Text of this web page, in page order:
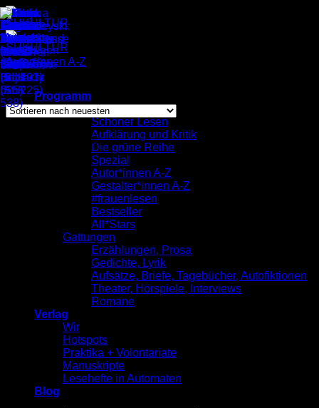
Zum
Inhalt
springen
Programm
komplett
Schöner Lesen
Aufklärung und Kritik
Die grüne Reihe
Spezial
Autor*innen A-Z
Gestalter*innen A-Z
#frauenlesen
Bestseller
All*Stars
Gattungen
Erzählungen, Prosa
Gedichte, Lyrik
Aufsätze, Briefe, Tagebücher, Autofiktionen
Theater, Hörspiele, Interviews
Romane
Verlag
Wir
Hotspots
Praktika + Volontariate
Manuskripte
Lesehefte in Automaten
Blog
Autor*innen A-Z
Einzelnes Ergebnis wird angezeigt
Andreas Vogel